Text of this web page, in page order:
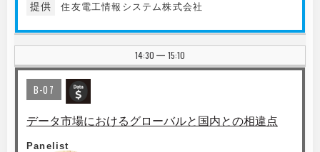
提供 住友電工情報システム株式会社
14:30 | 15:10
B-07
データ市場におけるグローバルと国内との相違点
Panelist